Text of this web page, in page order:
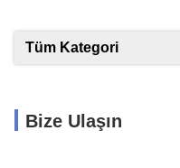
Tüm Kategori
Bize Ulaşın